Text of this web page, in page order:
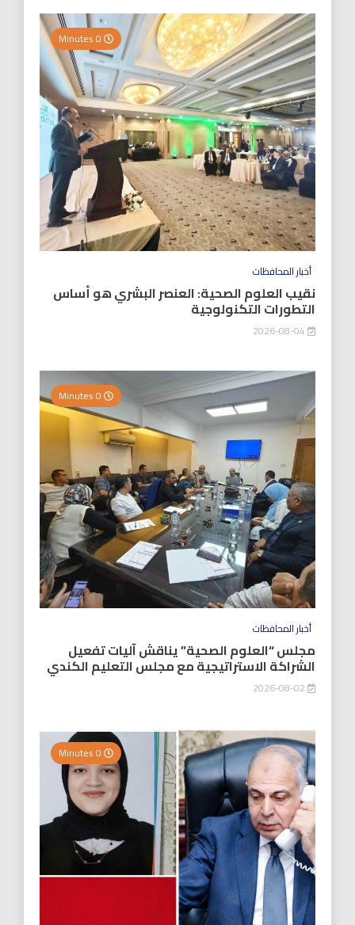
أخبار المحافظات
نقيب العلوم الصحية: العنصر البشري هو أساس
التطورات التكنولوجية
أخبار المحافظات
مجلس “العلوم الصحية” يناقش آليات تفعيل
الشراكة الاستراتيجية مع مجلس التعليم الكندي